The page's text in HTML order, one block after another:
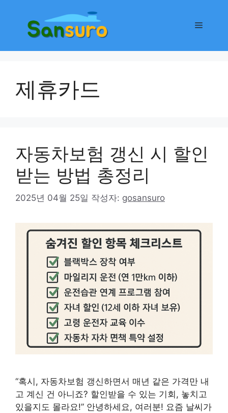
메
제휴카드
자동차보험 갱신 시 할인
받는 방법 총정리
2025년 04월 25일 작성자: gosansuro
“혹시, 자동차보험 갱신하면서 매년 같은 가격만 내
고 계신 건 아니죠? 할인받을 수 있는 기회, 놓치고
있을지도 몰라요!” 안녕하세요, 여러분! 요즘 날씨가